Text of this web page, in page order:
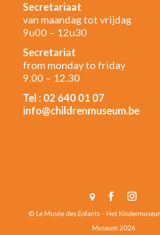
Secretariaat
van maandag tot vrijdag
9u00 – 12u30
Secretariat
from monday to friday
9.00 – 12.30
Tel : 02 640 01 07
info@childrenmuseum.be
© Le Musée des Enfants – Het
Museum 2026